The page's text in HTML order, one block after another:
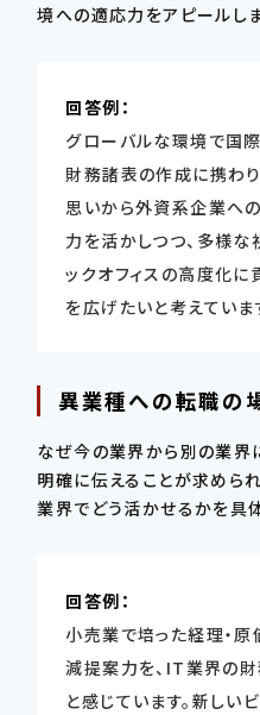
境への適応力をアピールしま
回答例：
グローバルな環境で国
財務諸表の作成に携わ
思いから外資系企業へ
力を活かしつつ、多様
ックオフィスの高度化
を広げたいと考えていま
異業種への転職の
なぜ今の業界から別の業界
明確に伝えることが求めら
業界でどう活かせるかを具
回答例：
小売業で培った経理・原
減提案力を、IT業界の
と感じています。新しい